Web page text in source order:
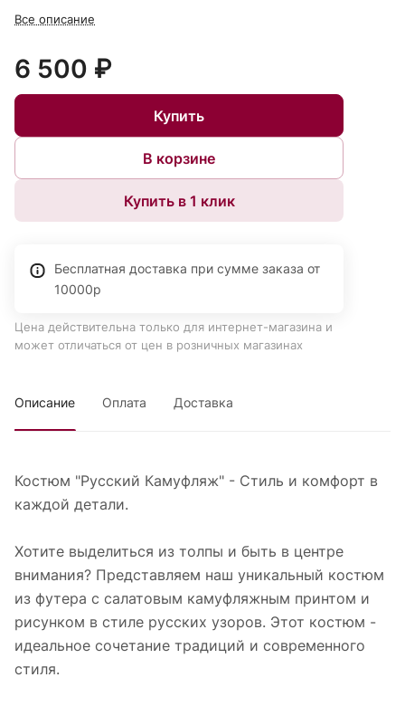
Все описание
6 500 ₽
Купить
В корзине
Купить в 1 клик
Бесплатная доставка при сумме заказа от
10000р
Цена действительна только для интернет-магазина и
может отличаться от цен в розничных магазинах
Описание Оплата Доставка
Костюм "Русский Камуфляж" - Стиль и комфорт в
каждой детали.
Хотите выделиться из толпы и быть в центре
внимания? Представляем наш уникальный костюм
из футера с салатовым камуфляжным принтом и
рисунком в стиле русских узоров. Этот костюм -
идеальное сочетание традиций и современного
стиля.